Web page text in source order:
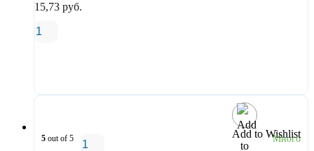
15,73 руб.
Add to Wishlist
5 out of 5 Много